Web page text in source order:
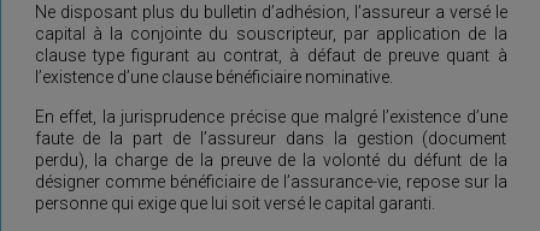
Ne disposant plus du bulletin d’adhésion, l’assureur a versé le
capital à la conjointe du souscripteur, par application de la
clause type figurant au contrat, à défaut de preuve quant à
l’existence d’une clause bénéficiaire nominative.
En effet, la jurisprudence précise que malgré l’existence d’une
faute de la part de l’assureur dans la gestion (document
perdu), la charge de la preuve de la volonté du défunt de la
désigner comme bénéficiaire de l’assurance-vie, repose sur la
personne qui exige que lui soit versé le capital garanti.